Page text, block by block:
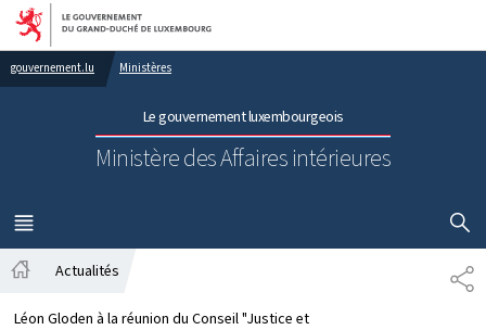
Aller au menu principal
Aller au contenu
gouvernement.lu Ministères
Le gouvernement luxembourgeois
Ministère des Affaires intérieures
MENU
PRINCIPAL
Actualités
Léon Gloden à la réunion du Conseil "Justice et